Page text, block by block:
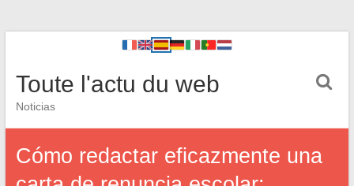
Toute l'actu du web
Noticias
Cómo redactar eficazmente una